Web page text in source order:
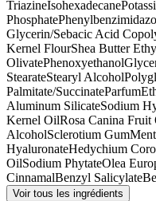
TriazineIsohexadecane
Phosphate
Glycerin/Sebacic Acid
Kernel FlourShea Butter
OlivatePhenoxyethanol
StearateStearyl Alcohol
Palmitate/SuccinateParfum
Aluminum SilicateSodium
Kernel OilRosa Canina Fruit
AlcoholSclerotium Gum
HyaluronateHedychium
OilSodium PhytateOlea
CinnamalBenzyl Salicylate
Voir tous les ingrédients